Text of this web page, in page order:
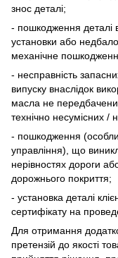
знос деталі;
- пошкодження деталі
установки або
механічне
- несправність
випуску внаслідок
масла не
технічно несумісних
- пошкодження
управління), що
нерівностях дороги
дорожнього покриття;
- установка деталі
сертифікату на
Для отримання
претензій до якості